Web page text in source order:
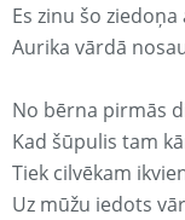
Es zinu šo
Aurika vārdā
No bērna pirmās
Kad šūpulis tam
Tiek cilvēkam
Uz mūžu iedots